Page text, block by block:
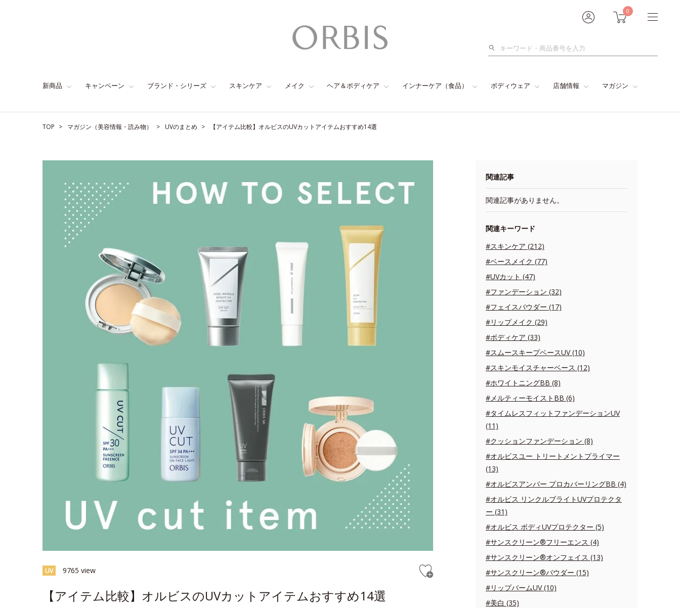
0
検
新商品 キャンペーン ブランド・シリーズ スキンケア メイク ヘア＆ボディケア インナーケア（食品） ボディウェア 店舗情報 マガジン
TOP マガジン（美容情報・読み物） UVのまとめ 【アイテム比較】オルビスのUVカットアイテムおすすめ14選
UV 9765 view
【アイテム比較】オルビスのUVカットアイテムおすすめ14選
関連記事
関連記事がありません。
関連キーワード
#スキンケア (212)
#ベースメイク (77)
#UVカット (47)
#ファンデーション (32)
#フェイスパウダー (17)
#リップメイク (29)
#ボディケア (33)
#スムースキープベースUV (10)
#スキンモイスチャーベース (12)
#ホワイトニングBB (8)
#メルティーモイストBB (6)
#タイムレスフィットファンデーションUV
(11)
#クッションファンデーション (8)
#オルビスユー トリートメントプライマー
(13)
#オルビスアンバー プロカバーリングBB (4)
#オルビス リンクルブライトUVプロテクタ
ー (31)
#オルビス ボディUVプロテクター (5)
#サンスクリーン®フリーエンス (4)
#サンスクリーン®オンフェイス (13)
#サンスクリーン®パウダー (15)
#リップバームUV (10)
#美白 (35)